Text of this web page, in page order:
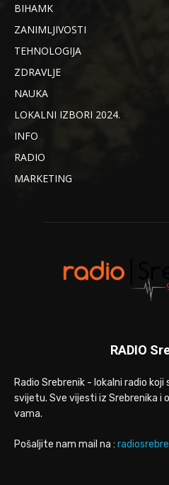
BIHAMK
ZANIMLJIVOSTI
TEHNOLOGIJA
ZDRAVLJE
NAUKA
LOKALNI IZBORI 2024.
INFO
RADIO
MARKETING
RADIO
Radio Srebrenik - lokalni radio koji
svijetu. Sve vijesti iz Srebrenika i
vama.
Pošaljite nam mail na :